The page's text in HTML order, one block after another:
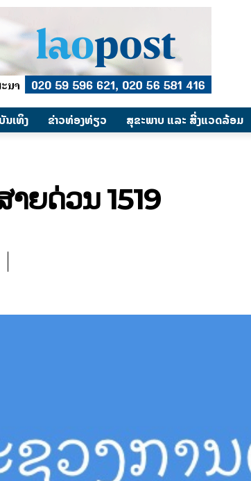
ນເທິງ ​ຂ່າວທ່ອງທ່ຽວ ສຸຂະພາບ ແລະ ສີ່ງແວດລ້ອມ
າຍດ່ວນ 1519